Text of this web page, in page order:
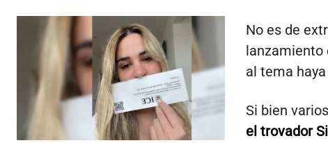
No es de
lanzamiento
al tema
Si bien
el trovador